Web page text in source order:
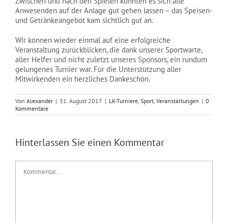
Anwesenden auf der Anlage gut gehen lassen – das Speisen-
und Getränkeangebot kam sichtlich gut an.
Wir können wieder einmal auf eine erfolgreiche
Veranstaltung zurückblicken, die dank unserer Sportwarte,
aller Helfer und nicht zuletzt unseres Sponsors, ein rundum
gelungenes Turnier war. Für die Unterstützung aller
Mitwirkenden ein herzliches Dankeschön.
Von Alexander | 31. August 2017 | LK-Turniere, Sport, Veranstaltungen | 0
Kommentare
Hinterlassen Sie einen Kommentar